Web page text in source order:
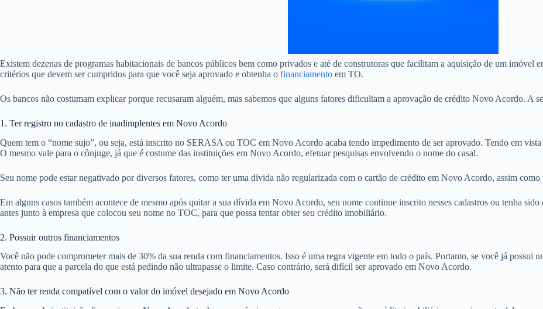
Existem dezenas de programas habitacionais de bancos públicos bem como privados e até de construtoras que facilitam a aquisição de um imóvel
critérios que devem ser cumpridos para que você seja aprovado e obtenha o financiamento em TO.
Os bancos não costumam explicar porque recusaram alguém, mas sabemos que alguns fatores dificultam a aprovação de crédito Novo Acordo. A
1. Ter registro no cadastro de inadimplentes em Novo Acordo
Quem tem o “nome sujo”, ou seja, está inscrito no SERASA ou TOC em Novo Acordo acaba tendo impedimento de ser aprovado. Tendo em vista
O mesmo vale para o cônjuge, já que é costume das instituições em Novo Acordo, efetuar pesquisas envolvendo o nome do casal.
Seu nome pode estar negativado por diversos fatores, como ter uma dívida não regularizada com o cartão de crédito em Novo Acordo, assim
Em alguns casos também acontece de mesmo após quitar a sua dívida em Novo Acordo, seu nome continue inscrito nesses cadastros ou tenha
antes junto à empresa que colocou seu nome no TOC, para que possa tentar obter seu crédito imobiliário.
2. Possuir outros financiamentos
Você não pode comprometer mais de 30% da sua renda com financiamentos. Isso é uma regra vigente em todo o país. Portanto, se você já possui
atento para que a parcela do que está pedindo não ultrapasse o limite. Caso contrário, será difícil ser aprovado em Novo Acordo.
3. Não ter renda compatível com o valor do imóvel desejado em Novo Acordo